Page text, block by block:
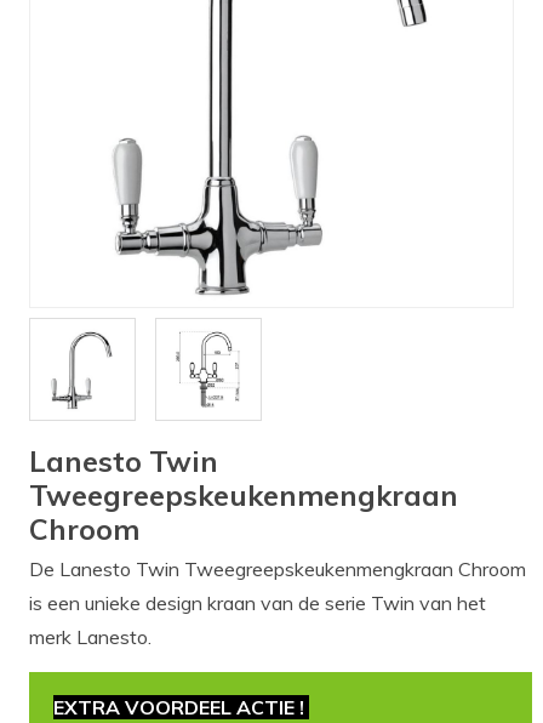
Verlichting
Onderdelen
Badkamer
Wastafels
$$$ ACTIES $$$
Lanesto Twin
Tweegreepskeukenmengkraan
Chroom
De Lanesto Twin Tweegreepskeukenmengkraan Chroom
is een unieke design kraan van de serie Twin van het
merk Lanesto.
EXTRA VOORDEEL ACTIE !